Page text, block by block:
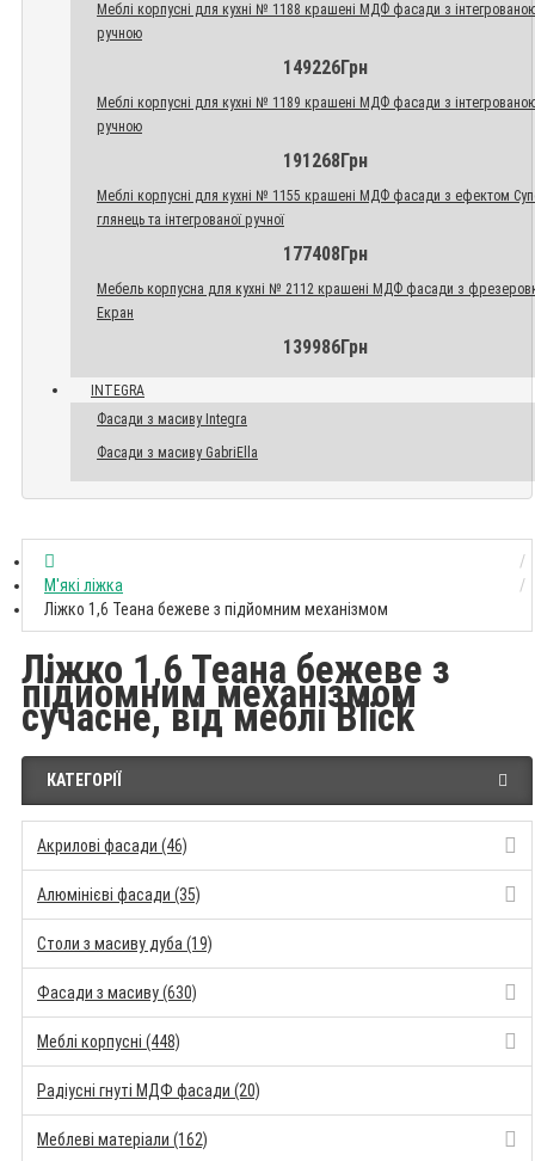
Меблі корпусні для кухні № 1188 крашені МДФ фасади з
ручною
149226Грн
Меблі корпусні для кухні № 1189 крашені МДФ фасади з
ручною
191268Грн
Меблі корпусні для кухні № 1155 крашені МДФ фасади з ефектом
глянець та інтегрованої ручної
177408Грн
Мебель корпусна для кухні № 2112 крашені МДФ фасади з
Екран
139986Грн
INTEGRA
Фасади з масиву Integra
Фасади з масиву GabriElla
М'які ліжка
Ліжко 1,6 Теана бежеве з підйомним механізмом
Ліжко 1,6 Теана бежеве з
підйомним механізмом
сучасне, від меблі Blick
КАТЕГОРІЇ
Акрилові фасади (46)
Алюмінієві фасади (35)
Столи з масиву дуба (19)
Фасади з масиву (630)
Меблі корпусні (448)
Радіусні гнуті МДФ фасади (20)
Меблеві матеріали (162)